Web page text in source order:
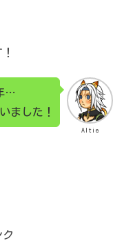
Altie
…
ました！